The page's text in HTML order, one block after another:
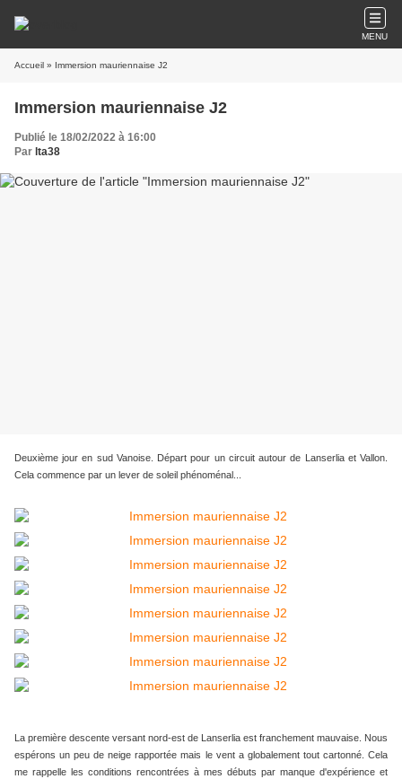
MENU
Accueil » Immersion mauriennaise J2
Immersion mauriennaise J2
Publié le 18/02/2022 à 16:00
Par lta38
Deuxième jour en sud Vanoise. Départ pour un circuit autour de Lanserlia et Vallon.
Cela commence par un lever de soleil phénoménal...
La première descente versant nord-est de Lanserlia est franchement mauvaise. Nous
espérons un peu de neige rapportée mais le vent a globalement tout cartonné. Cela
me rappelle les conditions rencontrées à mes débuts par manque d'expérience et